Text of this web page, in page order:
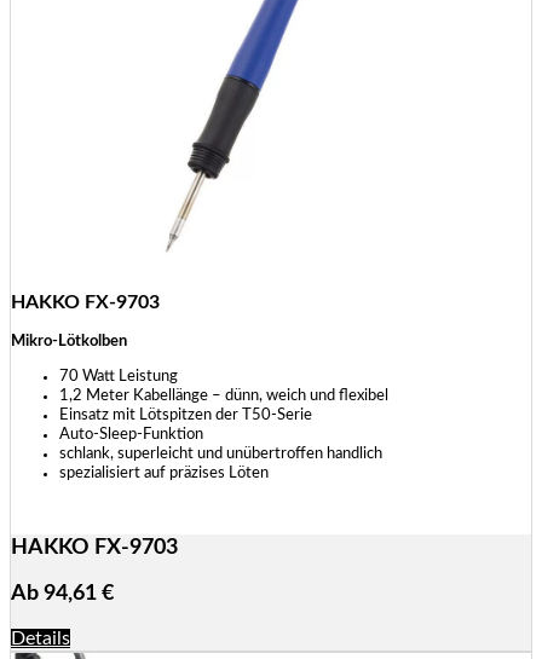
HAKKO FX-9703
Mikro-Lötkolben
70 Watt Leistung
1,2 Meter Kabellänge – dünn, weich und flexibel
Einsatz mit Lötspitzen der T50-Serie
Auto-Sleep-Funktion
schlank, superleicht und unübertroffen handlich
spezialisiert auf präzises Löten
HAKKO FX-9703
Ab 94,61 €
Details